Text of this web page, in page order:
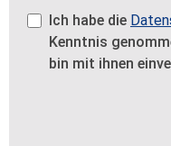
Ich habe die
Kenntnis
bin mit ihnen